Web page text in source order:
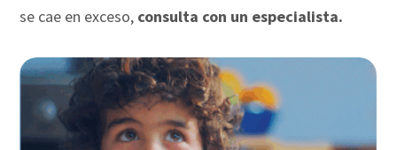
se cae en exceso, consulta con un especialista.